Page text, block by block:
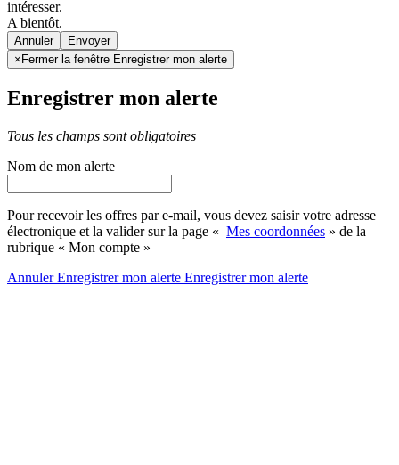
intéresser.
A bientôt.
Annuler
× Fermer la fenêtre Enregistrer mon alerte
Enregistrer mon alerte
Tous les champs sont obligatoires
Nom de mon alerte
Pour recevoir les offres par e-mail, vous devez saisir votre adresse
électronique et la valider sur la page « Mes coordonnées » de la
rubrique « Mon compte »
AnnulerEnregistrer mon alerte Enregistrermon alerte